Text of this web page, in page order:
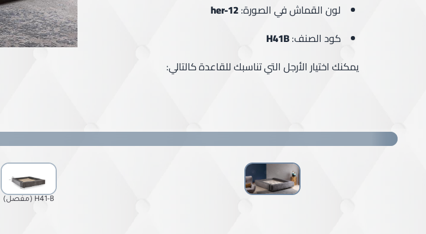
لون القماش في الصورة:her-12
كود الصنف:H41B
يمكنك اختيار الأرجل التي تناسبك للقاعدة كالتالي:
H41-B (مفصل)